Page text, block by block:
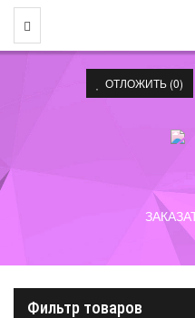
ОТЛОЖИТЬ (0)
Toggle Navigation
Фильтр товаров